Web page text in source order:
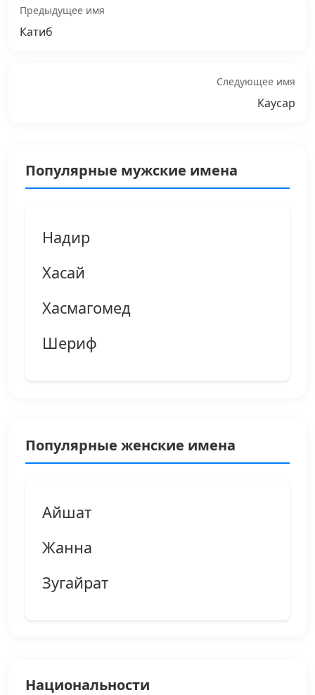
Предыдущее имя
Катиб
Следующее имя
Каусар
Популярные мужские имена
Надир
Хасай
Хасмагомед
Шериф
Популярные женские имена
Айшат
Жанна
Зугайрат
Национальности